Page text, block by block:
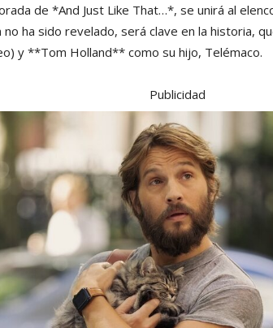
de *And Just Like That…*, se unirá al
no ha sido revelado, será clave en la historia,
y **Tom Holland** como su hijo, Telémaco.
Publicidad